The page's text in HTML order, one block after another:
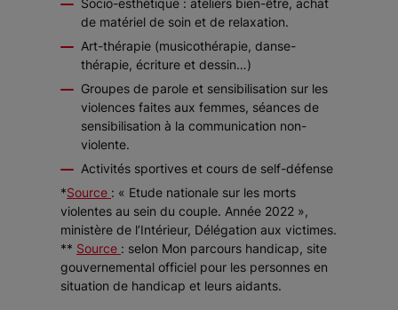
Socio-esthétique : ateliers bien-être, achat
de matériel de soin et de relaxation.
Art-thérapie (musicothérapie, danse-
thérapie, écriture et dessin…)
Groupes de parole et sensibilisation sur les
violences faites aux femmes, séances de
sensibilisation à la communication non-
violente.
Activités sportives et cours de self-défense
*Source : « Etude nationale sur les morts
violentes au sein du couple. Année 2022 »,
ministère de l’Intérieur, Délégation aux victimes.
** Source : selon Mon parcours handicap, site
gouvernemental officiel pour les personnes en
situation de handicap et leurs aidants.